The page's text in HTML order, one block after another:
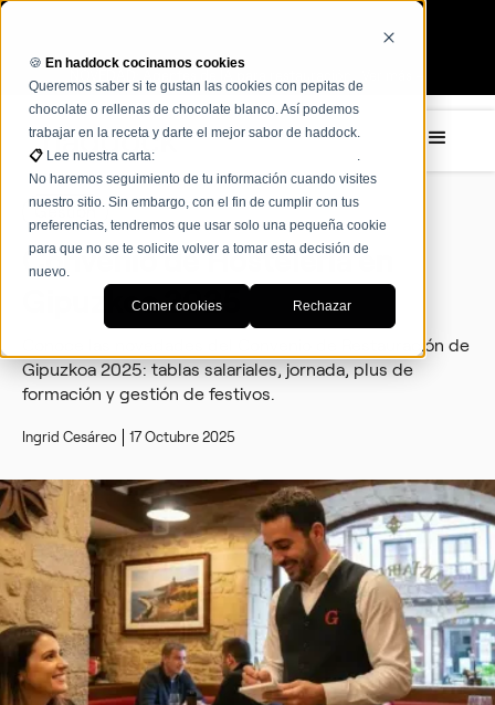
🍪 En haddock cocinamos cookies
Queremos saber si te gustan las cookies con pepitas de
chocolate o rellenas de chocolate blanco. Así podemos
trabajar en la receta y darte el mejor sabor de haddock.
📋 Lee nuestra carta:
.
No haremos seguimiento de tu información cuando visites
nuestro sitio. Sin embargo, con el fin de cumplir con tus
preferencias, tendremos que usar solo una pequeña cookie
para que no se te solicite volver a tomar esta decisión de
nuevo.
Comer cookies Rechazar
Gestión
Convenio de Hostelería en
Gipuzkoa 2025
Conoce las novedades del Convenio de Restauración de
Gipuzkoa 2025: tablas salariales, jornada, plus de
formación y gestión de festivos.
Ingrid Cesáreo 17 Octubre 2025